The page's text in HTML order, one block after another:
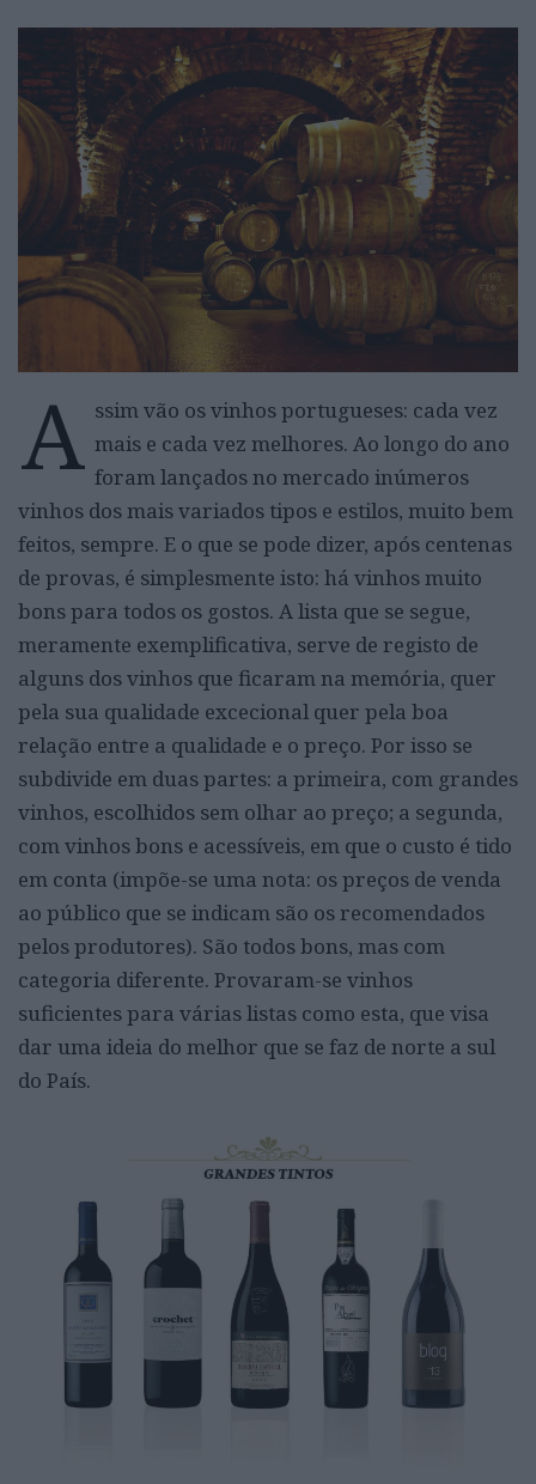
A ssim vão os vinhos portugueses: cada vez
mais e cada vez melhores. Ao longo do ano
foram lançados no mercado inúmeros
vinhos dos mais variados tipos e estilos, muito bem
feitos, sempre. E o que se pode dizer, após centenas
de provas, é simplesmente isto: há vinhos muito
bons para todos os gostos. A lista que se segue,
meramente exemplificativa, serve de registo de
alguns dos vinhos que ficaram na memória, quer
pela sua qualidade excecional quer pela boa
relação entre a qualidade e o preço. Por isso se
subdivide em duas partes: a primeira, com grandes
vinhos, escolhidos sem olhar ao preço; a segunda,
com vinhos bons e acessíveis, em que o custo é tido
em conta (impõe-se uma nota: os preços de venda
ao público que se indicam são os recomendados
pelos produtores). São todos bons, mas com
categoria diferente. Provaram-se vinhos
suficientes para várias listas como esta, que visa
dar uma ideia do melhor que se faz de norte a sul
do País.